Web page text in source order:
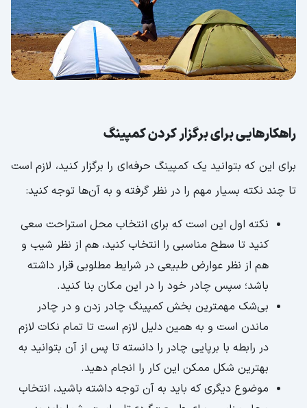
راهکارهایی برای برگزار کردن کمپینگ
برای این که بتوانید یک کمپینگ حرفه‌ای را برگزار کنید، لازم است
تا چند نکته بسیار مهم را در نظر گرفته و به آن‌ها توجه کنید:
نکته اول این است که برای انتخاب محل استراحت سعی
کنید تا سطح مناسبی را انتخاب کنید، هم از نظر شیب و
هم از نظر عوارض طبیعی در شرایط مطلوبی قرار داشته
باشد؛ سپس چادر خود را در این مکان بنا کنید.
بی‌شک مهمترین بخش کمپینگ چادر زدن و در چادر
ماندن است و به همین دلیل لازم است تا تمام نکات لازم
در رابطه با برپایی چادر را دانسته تا پس از آن بتوانید به
بهترین شکل ممکن این کار را انجام دهید.
موضوع دیگری که باید به آن توجه داشته باشید، انتخاب